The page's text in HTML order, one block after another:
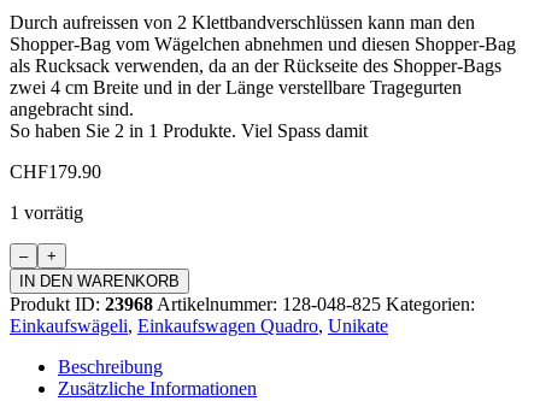
Durch aufreissen von 2 Klettbandverschlüssen kann man den
Shopper-Bag vom Wägelchen abnehmen und diesen Shopper-Bag
als Rucksack verwenden, da an der Rückseite des Shopper-Bags
zwei 4 cm Breite und in der Länge verstellbare Tragegurten
angebracht sind.
So haben Sie 2 in 1 Produkte. Viel Spass damit
CHF179.90
1 vorrätig
Einkaufswagen
Quadro
Menge
IN DEN WARENKORB
Produkt ID: 23968 Artikelnummer: 128-048-825 Kategorien:
Einkaufswägeli, Einkaufswagen Quadro, Unikate
Beschreibung
Zusätzliche Informationen